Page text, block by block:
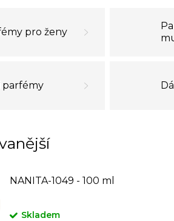
pro ženy
parfémy
NANITA-1049 - 100 ml
Skladem